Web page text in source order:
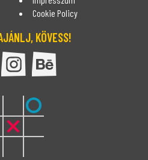
Cookie Policy
KÖVESS!
DomDom Facebook oldala